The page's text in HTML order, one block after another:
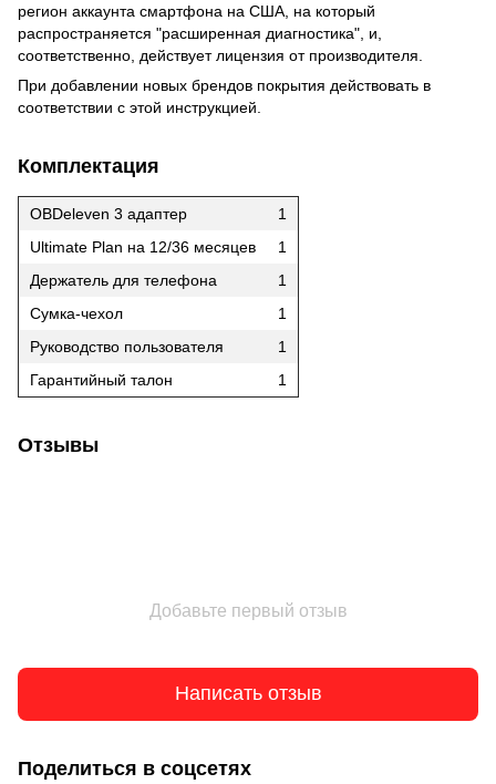
регион аккаунта смартфона на США, на который
распространяется "расширенная диагностика", и,
соответственно, действует лицензия от производителя.
При добавлении новых брендов покрытия действовать в
соответствии с этой инструкцией.
Комплектация
OBDeleven 3 адаптер
1
Ultimate Plan на 12/36 месяцев
1
Держатель для телефона
1
Сумка-чехол
1
Руководство пользователя
1
Гарантийный талон
1
Отзывы
Добавьте первый отзыв
Написать отзыв
Поделиться в соцсетях